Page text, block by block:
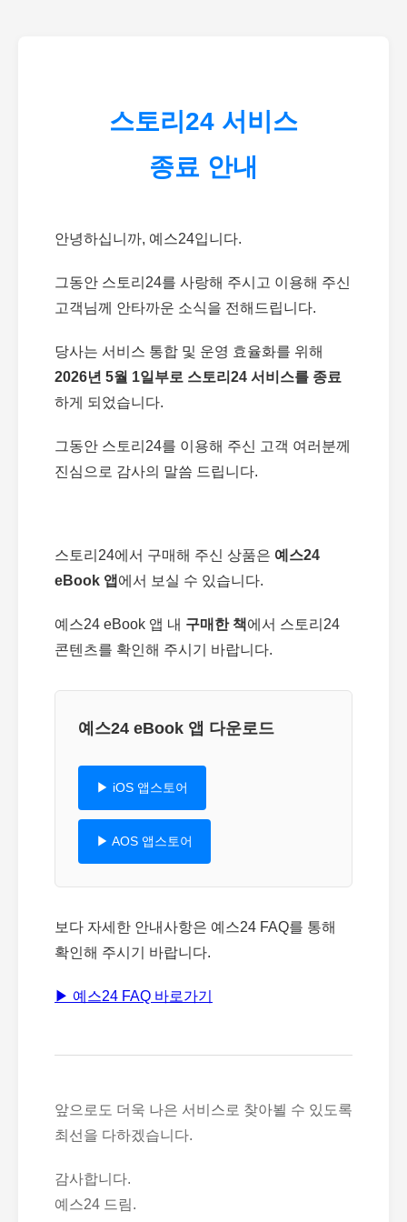
스토리24 서비스
종료 안내
안녕하십니까, 예스24입니다.
그동안 스토리24를 사랑해 주시고 이용해 주신
고객님께 안타까운 소식을 전해드립니다.
당사는 서비스 통합 및 운영 효율화를 위해
2026년 5월 1일부로 스토리24 서비스를 종료
하게 되었습니다.
그동안 스토리24를 이용해 주신 고객 여러분께
진심으로 감사의 말씀 드립니다.
스토리24에서 구매해 주신 상품은 예스24
eBook 앱 에서 보실 수 있습니다.
예스24 eBook 앱 내 구매한 책에서 스토리24
콘텐츠를 확인해 주시기 바랍니다.
예스24 eBook 앱 다운로드
▶ iOS 앱스토어
▶ AOS 앱스토어
보다 자세한 안내사항은 예스24 FAQ를 통해
확인해 주시기 바랍니다.
▶ 예스24 FAQ 바로가기
앞으로도 더욱 나은 서비스로 찾아뵐 수 있도록
최선을 다하겠습니다.
감사합니다.
예스24 드림.